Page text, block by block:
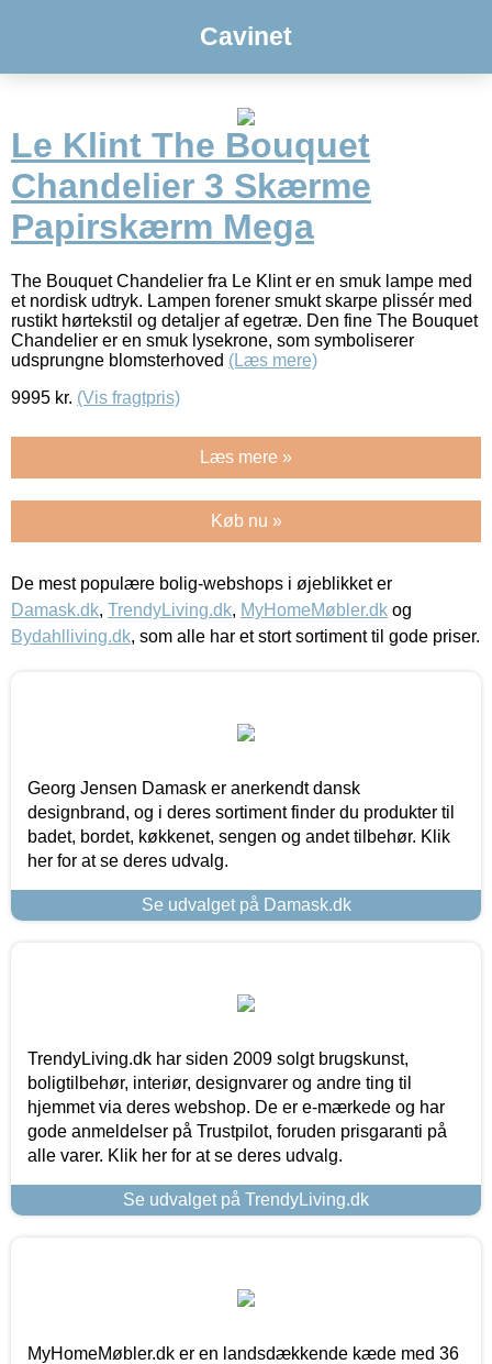
Cavinet
Le Klint The Bouquet
Chandelier 3 Skærme
Papirskærm Mega
The Bouquet Chandelier fra Le Klint er en smuk lampe med
et nordisk udtryk. Lampen forener smukt skarpe plissér med
rustikt hørtekstil og detaljer af egetræ. Den fine The Bouquet
Chandelier er en smuk lysekrone, som symboliserer
udsprungne blomsterhoved (Læs mere)
9995 kr. (Vis fragtpris)
Læs mere »
Køb nu »
De mest populære bolig-webshops i øjeblikket er
Damask.dk, TrendyLiving.dk, MyHomeMøbler.dk og
Bydahlliving.dk, som alle har et stort sortiment til gode priser.
Georg Jensen Damask er anerkendt dansk
designbrand, og i deres sortiment finder du produkter til
badet, bordet, køkkenet, sengen og andet tilbehør. Klik
her for at se deres udvalg.
Se udvalget på Damask.dk
TrendyLiving.dk har siden 2009 solgt brugskunst,
boligtilbehør, interiør, designvarer og andre ting til
hjemmet via deres webshop. De er e-mærkede og har
gode anmeldelser på Trustpilot, foruden prisgaranti på
alle varer. Klik her for at se deres udvalg.
Se udvalget på TrendyLiving.dk
MyHomeMøbler.dk er en landsdækkende kæde med 36